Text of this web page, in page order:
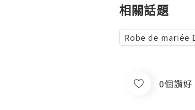
相關話題
Robe de mariée
0個讚好